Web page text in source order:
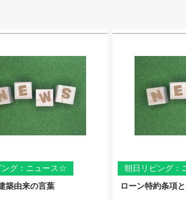
ング：ニュース☆
築由来の言葉
朝日リビング：
ローン特約条項